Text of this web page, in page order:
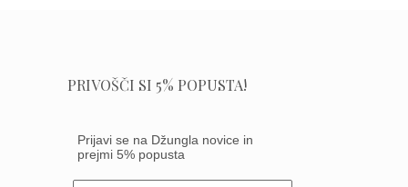
PRIVOŠČI SI 5% POPUSTA!
Prijavi se na Džungla novice in
prejmi 5% popusta